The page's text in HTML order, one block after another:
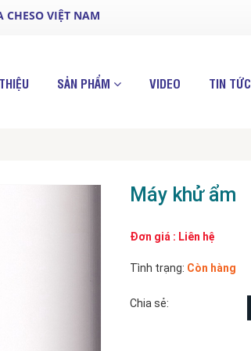
VIỆT NAM
SẢN PHẨM VIDEO TIN TỨC
Máy khử ẩm
Đơn giá : Liên hệ
Tình trạng: Còn hàng
Chia sẻ: